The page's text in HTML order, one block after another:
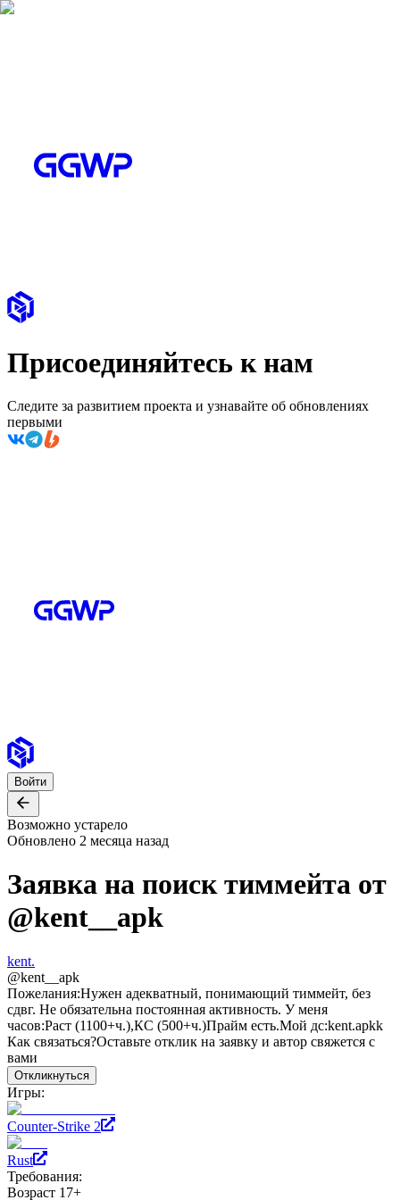
Присоединяйтесь к нам
Следите за развитием проекта и узнавайте об обновлениях
первыми
Войти
Возможно устарело
Обновлено 2 месяца назад
Заявка на поиск тиммейта от
@kent__apk
kent.
@kent__apk
Пожелания:Нужен адекватный, понимающий тиммейт, без
сдвг. Не обязательна постоянная активность. У меня
часов:Раст (1100+ч.),КС (500+ч.)Прайм есть.Мой дс:kent.apkk
Как связаться?Оставьте отклик на заявку и автор свяжется с
вами
Откликнуться
Игры:
Counter-Strike 2
Rust
Требования:
Возраст 17+